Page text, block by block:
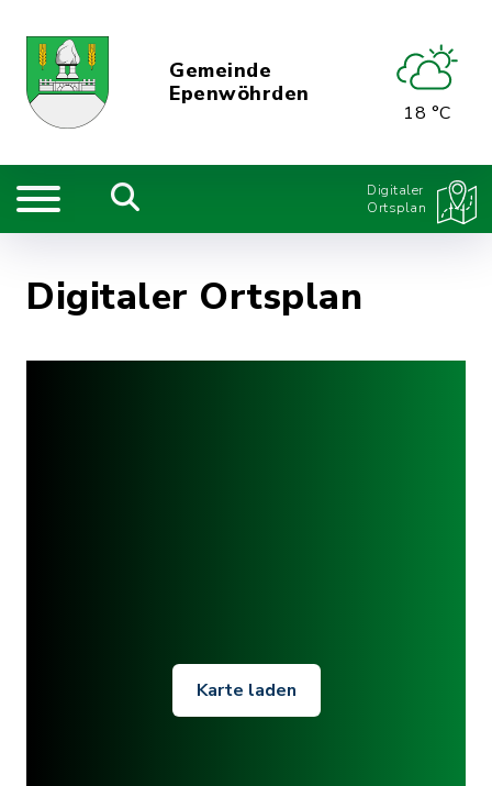
Gemeinde
Epenwöhrden
18 °C
Digitaler
Ortsplan
Digitaler Ortsplan
Karte laden